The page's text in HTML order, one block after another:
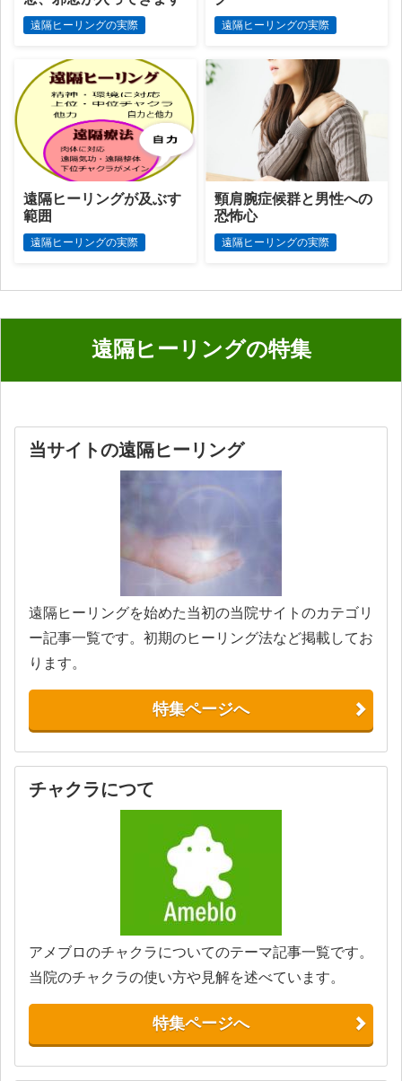
遠隔ヒーリングの実際 遠隔ヒーリングの実際
遠隔ヒーリングが及ぶす
範囲
遠隔ヒーリングの実際
頸肩腕症候群と男性への
恐怖心
遠隔ヒーリングの実際
遠隔ヒーリングの特集
当サイトの遠隔ヒーリング
遠隔ヒーリングを始めた当初の当院サイトのカテゴリ
ー記事一覧です。初期のヒーリング法など掲載してお
ります。
特集ページへ
チャクラにつて
アメブロのチャクラについてのテーマ記事一覧です。
当院のチャクラの使い方や見解を述べています。
特集ページへ